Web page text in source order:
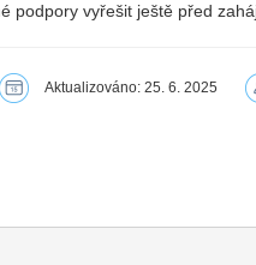
podpory vyřešit ještě před
Aktualizováno: 25. 6. 2025